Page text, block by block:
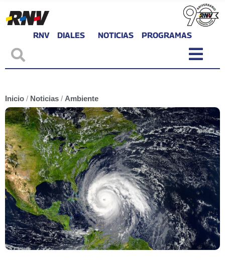
RNV DIALES NOTICIAS PROGRAMAS
Inicio / Noticias / Ambiente